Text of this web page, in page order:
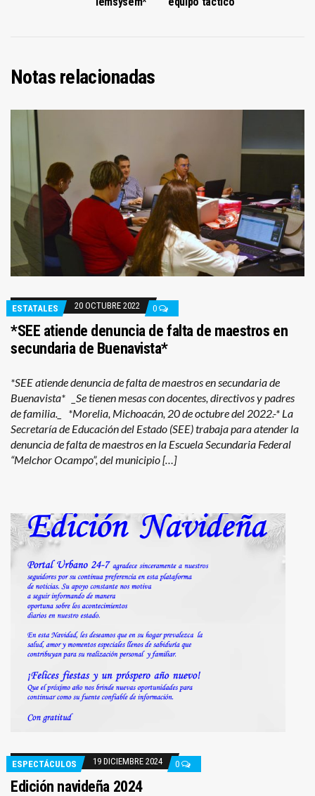
Notas relacionadas
ESTATALES 20 OCTUBRE 2022 0
*SEE atiende denuncia de falta de maestros en
secundaria de Buenavista*
*SEE atiende denuncia de falta de maestros en secundaria de
Buenavista* _Se tienen mesas con docentes, directivos y padres
de familia._ *Morelia, Michoacán, 20 de octubre del 2022.-* La
Secretaría de Educación del Estado (SEE) trabaja para atender la
denuncia de falta de maestros en la Escuela Secundaria Federal
“Melchor Ocampo”, del municipio […]
ESPECTÁCULOS 19 DICIEMBRE 2024 0
Edición navideña 2024